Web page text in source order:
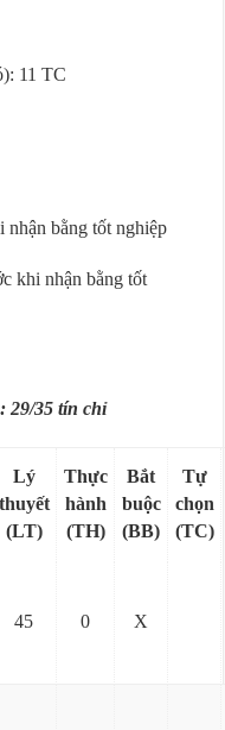
11 TC
bằng tốt nghiệp
khi nhận bằng tốt
:29/35 tín chỉ
Lý
thuyết
(LT)
Thực
hành
(TH)
Bắt
buộc
(BB)
Tự
chọn
(TC)
45 0 X